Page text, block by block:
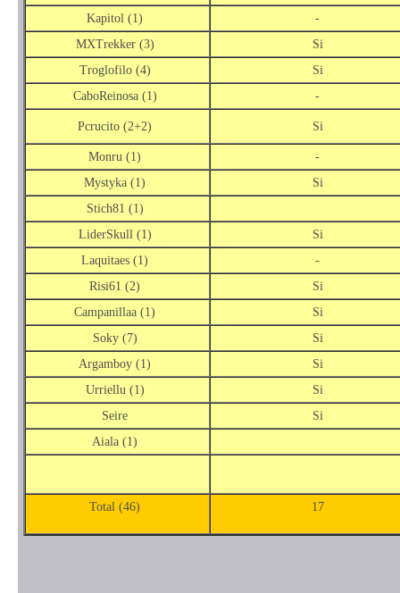
Kapitol (1)
-
MXTrekker (3)
Si
Troglofilo (4)
Si
CaboReinosa (1)
-
Pcrucito (2+2) Si
Monru (1)
-
Mystyka (1)
Si
Stich81 (1)
LiderSkull (1)
Si
Laquitaes (1)
-
Risi61 (2)
Si
Campanillaa (1)
Si
Soky (7)
Si
Argamboy (1)
Si
Urriellu (1)
Si
Seire
Si
Aiala (1)
Total (46) 17